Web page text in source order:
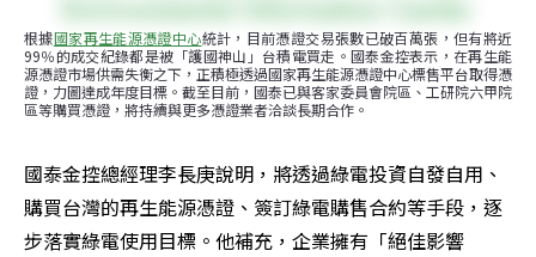
根據國家再生能源憑證中心統計，目前憑證交易張數已破百萬張，但有將近
99％的成交紀錄都是被「護國神山」台積電買走。國泰金控表示，在再生能
源憑證市場供需失衡之下，正積極透過國家再生能源憑證中心標售平台取得憑
證，力圖達成年度目標。截至目前，國泰已與客家委員會院區、工研院六甲院
區等購買憑證，將持續與更多憑證業者洽談長期合作。
國泰金控總經理李長庚說明，將透過綠電投資自發自用、
購買台灣的再生能源憑證、簽訂綠電購售合約等手段，逐
步落實綠電使用目標。他補充，企業擁有「絕佳影響